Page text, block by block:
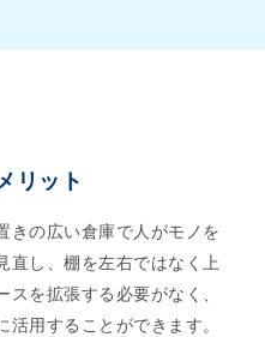
リット
きの広い倉庫で人がモノを
直し、棚を左右ではなく上
を拡張する必要がなく、
用することができます。